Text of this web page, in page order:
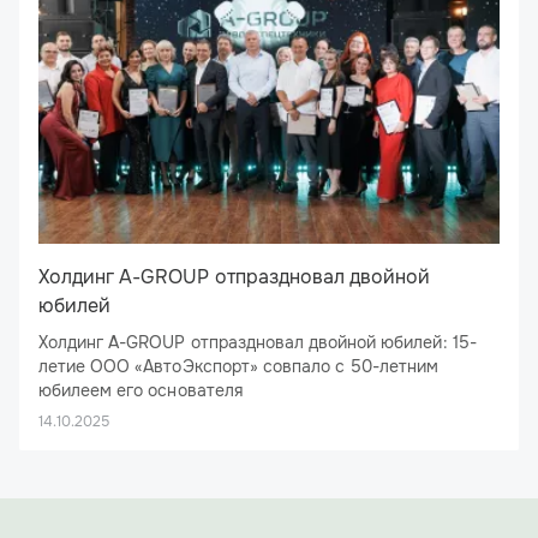
Холдинг A-GROUP отпраздновал двойной
юбилей
Холдинг A-GROUP отпраздновал двойной юбилей: 15-
летие ООО «АвтоЭкспорт» совпало с 50-летним
юбилеем его основателя
26 сентября 2025 года ресторан «Брецель Бройхауз»
14.10.2025